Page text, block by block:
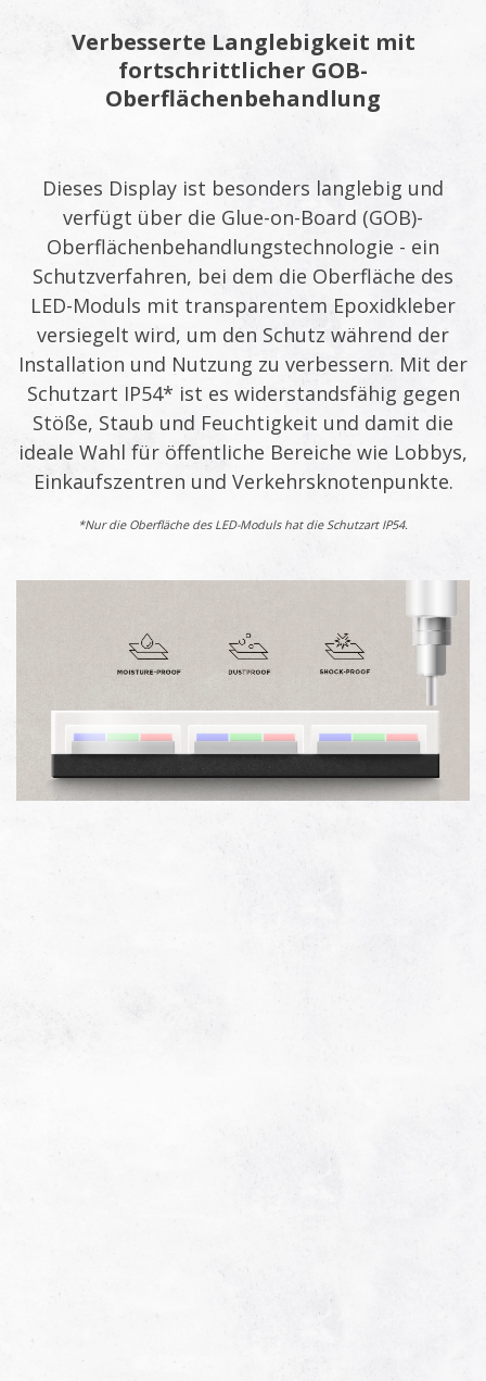
Verbesserte Langlebigkeit mit
fortschrittlicher GOB-
Oberflächenbehandlung
Dieses Display ist besonders langlebig und
verfügt über die Glue-on-Board (GOB)-
Oberflächenbehandlungstechnologie - ein
Schutzverfahren, bei dem die Oberfläche des
LED-Moduls mit transparentem Epoxidkleber
versiegelt wird, um den Schutz während der
Installation und Nutzung zu verbessern. Mit der
Schutzart IP54* ist es widerstandsfähig gegen
Stöße, Staub und Feuchtigkeit und damit die
ideale Wahl für öffentliche Bereiche wie Lobbys,
Einkaufszentren und Verkehrsknotenpunkte.
*Nur die Oberfläche des LED-Moduls hat die Schutzart IP54.